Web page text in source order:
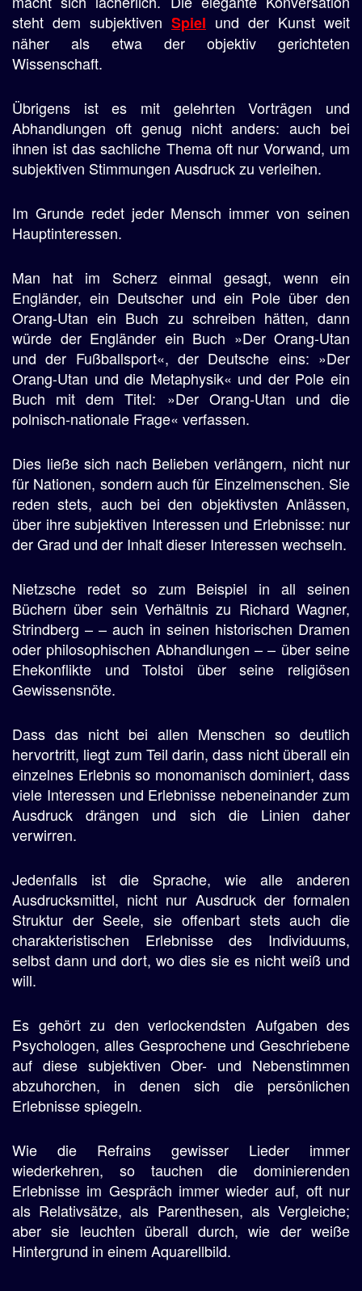
steht dem subjektiven Spiel und der Kunst weit
näher als etwa der objektiv gerichteten
Wissenschaft.
Übrigens ist es mit gelehrten Vorträgen und
Abhandlungen oft genug nicht anders: auch bei
ihnen ist das sachliche Thema oft nur Vorwand, um
subjektiven Stimmungen Ausdruck zu verleihen.
Im Grunde redet jeder Mensch immer von seinen
Hauptinteressen.
Man hat im Scherz einmal gesagt, wenn ein
Engländer, ein Deutscher und ein Pole über den
Orang-Utan ein Buch zu schreiben hätten, dann
würde der Engländer ein Buch »Der Orang-Utan
und der Fußballsport«, der Deutsche eins: »Der
Orang-Utan und die Metaphysik« und der Pole ein
Buch mit dem Titel: »Der Orang-Utan und die
polnisch-nationale Frage« verfassen.
Dies ließe sich nach Belieben verlängern, nicht nur
für Nationen, sondern auch für Einzelmenschen. Sie
reden stets, auch bei den objektivsten Anlässen,
über ihre subjektiven Interessen und Erlebnisse: nur
der Grad und der Inhalt dieser Interessen wechseln.
Nietzsche redet so zum Beispiel in all seinen
Büchern über sein Verhältnis zu Richard Wagner,
Strindberg – – auch in seinen historischen Dramen
oder philosophischen Abhandlungen – – über seine
Ehekonflikte und Tolstoi über seine religiösen
Gewissensnöte.
Dass das nicht bei allen Menschen so deutlich
hervortritt, liegt zum Teil darin, dass nicht überall ein
einzelnes Erlebnis so monomanisch dominiert, dass
viele Interessen und Erlebnisse nebeneinander zum
Ausdruck drängen und sich die Linien daher
verwirren.
Jedenfalls ist die Sprache, wie alle anderen
Ausdrucksmittel, nicht nur Ausdruck der formalen
Struktur der Seele, sie offenbart stets auch die
charakteristischen Erlebnisse des Individuums,
selbst dann und dort, wo dies sie es nicht weiß und
will.
Es gehört zu den verlockendsten Aufgaben des
Psychologen, alles Gesprochene und Geschriebene
auf diese subjektiven Ober- und Nebenstimmen
abzuhorchen, in denen sich die persönlichen
Erlebnisse spiegeln.
Wie die Refrains gewisser Lieder immer
wiederkehren, so tauchen die dominierenden
Erlebnisse im Gespräch immer wieder auf, oft nur
als Relativsätze, als Parenthesen, als Vergleiche;
aber sie leuchten überall durch, wie der weiße
Hintergrund in einem Aquarellbild.